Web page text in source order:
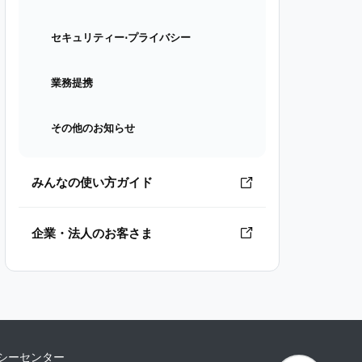
セキュリティー⋅プライバシー
業務提携
その他のお知らせ
みんなの使い方ガイド
企業・法人のお客さま
ーセンター